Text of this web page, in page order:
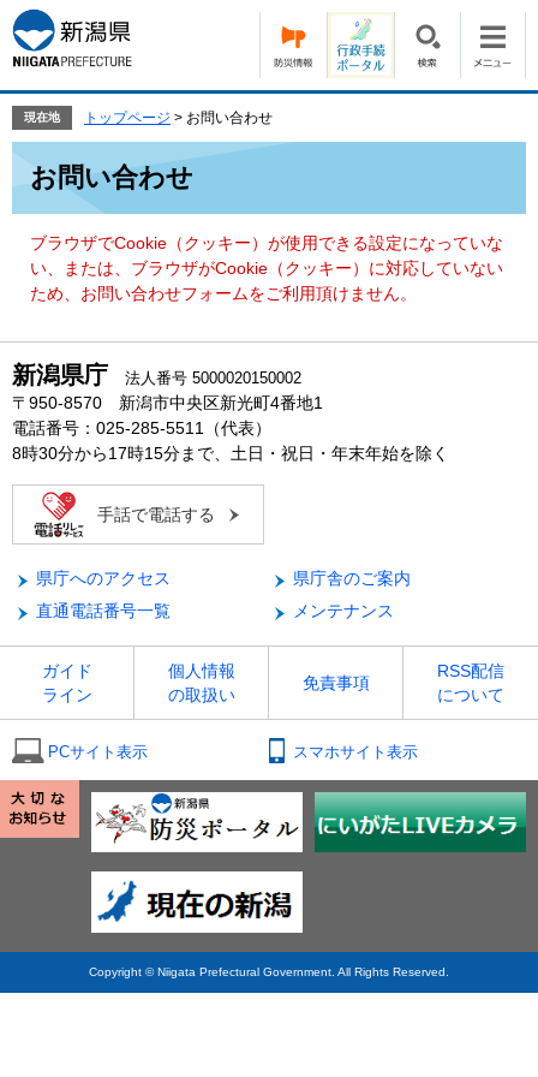
ー
ジ
の
頭
す。
ニ
ュ
ー
飛
て
現在地 トップページ > お問い合わせ
お問い合わせ
ブラウザでCookie（クッキー）が使用できる設定になっていな
い、または、ブラウザがCookie（クッキー）に対応していない
ため、お問い合わせフォームをご利用頂けません。
新潟県庁 法人番号 5000020150002
〒950-8570 新潟市中央区新光町4番地1
電話番号：025-285-5511（代表）
8時30分から17時15分まで、土日・祝日・年末年始を除く
手話で電話する
県庁へのアクセス
県庁舎のご案内
直通電話番号一覧
メンテナンス
ガイド
ライン
個人情報
の取扱い
免責事項
RSS配信
について
PCサイト表示 スマホサイト表示
Copyright © Niigata Prefectural Government. All Rights Reserved.